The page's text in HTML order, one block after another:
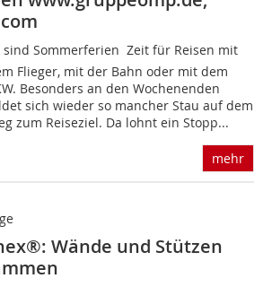
sind Sommerferien  Zeit für Reisen mit
Flieger, mit der Bahn oder mit dem
Besonders an den Wochenenden
sich wieder so mancher Stau auf dem
zum Reiseziel. Da lohnt ein Stopp...
mehr
Wände und Stützen